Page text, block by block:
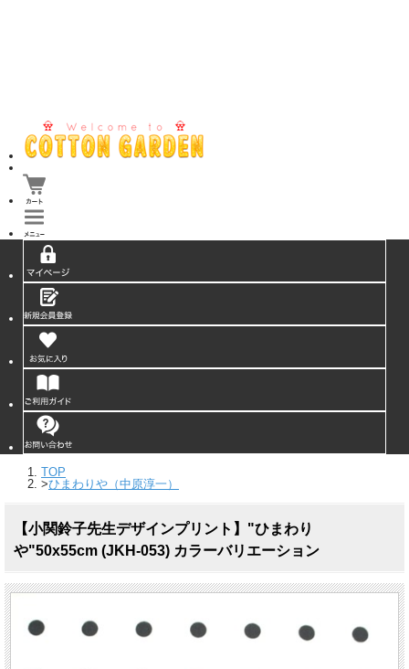
TOP
>ひまわりや（中原淳一）
【小関鈴子先生デザインプリント】"ひまわり
や"50x55cm (JKH-053) カラーバリエーション